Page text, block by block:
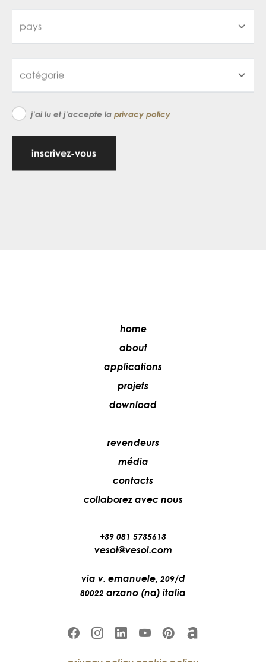
j'ai lu et j'accepte la privacy policy
inscrivez-vous
home
about
applications
projets
download
revendeurs
média
contacts
collaborez avec nous
+39 081 5735613
vesoi@vesoi.com
via v. emanuele, 209/d
80022 arzano (na) italia